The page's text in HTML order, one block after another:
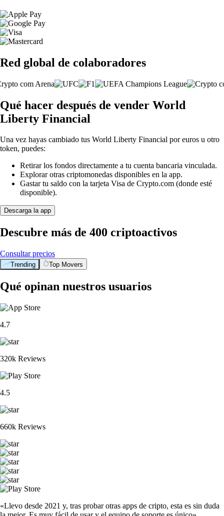
Red global de colaboradores
Qué hacer después de vender World
Liberty Financial
Una vez hayas cambiado tus World Liberty Financial por euros u otro
token, puedes:
Retirar los fondos directamente a tu cuenta bancaria vinculada.
Explorar otras criptomonedas disponibles en la app.
Gastar tu saldo con la tarjeta Visa de Crypto.com (donde esté
disponible).
Descarga la app
Descubre más de 400 criptoactivos
Consultar precios
Trending Top Movers
Qué opinan nuestros usuarios
4.7
320k Reviews
4.5
660k Reviews
«Llevo desde 2021 y, tras probar otras apps de cripto, esta es sin duda